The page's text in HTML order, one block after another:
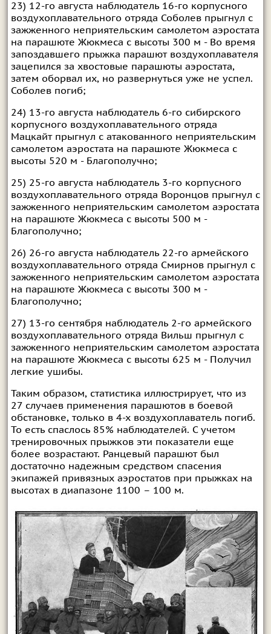
23) 12-го августа наблюдатель 16-го корпусного
воздухоплавательного отряда Соболев прыгнул с
зажженного неприятельским самолетом аэростата
на парашюте Жюкмеса с высоты 300 м - Во время
запоздавшего прыжка парашют воздухоплавателя
зацепился за хвостовые парашюты аэростата,
затем оборвал их, но развернуться уже не успел.
Соболев погиб;
24) 13-го августа наблюдатель 6-го сибирского
корпусного воздухоплавательного отряда
Мацкайт прыгнул с атакованного неприятельским
самолетом аэростата на парашюте Жюкмеса с
высоты 520 м - Благополучно;
25) 25-го августа наблюдатель 3-го корпусного
воздухоплавательного отряда Воронцов прыгнул с
зажженного неприятельским самолетом аэростата
на парашюте Жюкмеса с высоты 500 м -
Благополучно;
26) 26-го августа наблюдатель 22-го армейского
воздухоплавательного отряда Смирнов прыгнул с
зажженного неприятельским самолетом аэростата
на парашюте Жюкмеса с высоты 300 м -
Благополучно;
27) 13-го сентября наблюдатель 2-го армейского
воздухоплавательного отряда Вильш прыгнул с
зажженного неприятельским самолетом аэростата
на парашюте Жюкмеса с высоты 625 м - Получил
легкие ушибы.
Таким образом, статистика иллюстрирует, что из
27 случаев применения парашютов в боевой
обстановке, только в 4-х воздухоплаватель погиб.
То есть спаслось 85% наблюдателей. С учетом
тренировочных прыжков эти показатели еще
более возрастают. Ранцевый парашют был
достаточно надежным средством спасения
экипажей привязных аэростатов при прыжках на
высотах в диапазоне 1100 – 100 м.